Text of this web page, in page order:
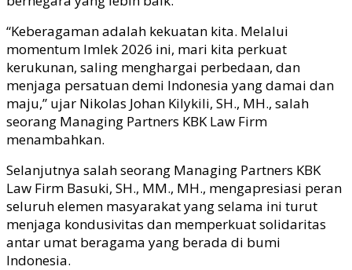
“Keberagaman adalah kekuatan kita. Melalui
momentum Imlek 2026 ini, mari kita perkuat
kerukunan, saling menghargai perbedaan, dan
menjaga persatuan demi Indonesia yang damai dan
maju,” ujar Nikolas Johan Kilykili, SH., MH., salah
seorang Managing Partners KBK Law Firm
menambahkan.
Selanjutnya salah seorang Managing Partners KBK
Law Firm Basuki, SH., MM., MH., mengapresiasi peran
seluruh elemen masyarakat yang selama ini turut
menjaga kondusivitas dan memperkuat solidaritas
antar umat beragama yang berada di bumi
Indonesia.